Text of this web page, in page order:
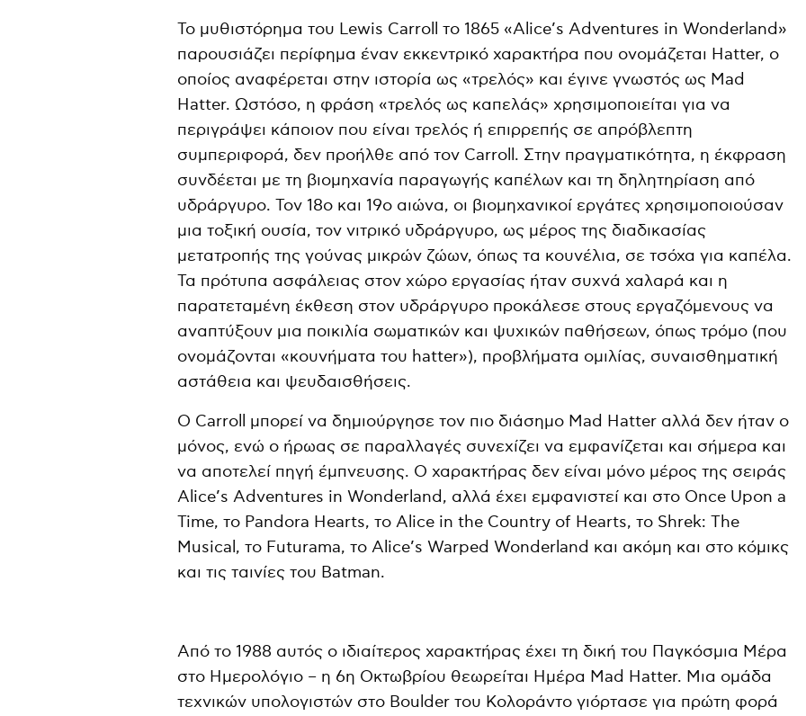
Το μυθιστόρημα του Lewis Carroll το 1865 «Alice’s Adventures in Wonderland»
παρουσιάζει περίφημα έναν εκκεντρικό χαρακτήρα που ονομάζεται Hatter, ο
οποίος αναφέρεται στην ιστορία ως «τρελός» και έγινε γνωστός ως Mad
Hatter. Ωστόσο, η φράση «τρελός ως καπελάς» χρησιμοποιείται για να
περιγράψει κάποιον που είναι τρελός ή επιρρεπής σε απρόβλεπτη
συμπεριφορά, δεν προήλθε από τον Carroll. Στην πραγματικότητα, η έκφραση
συνδέεται με τη βιομηχανία παραγωγής καπέλων και τη δηλητηρίαση από
υδράργυρο. Τον 18ο και 19ο αιώνα, οι βιομηχανικοί εργάτες χρησιμοποιούσαν
μια τοξική ουσία, τον νιτρικό υδράργυρο, ως μέρος της διαδικασίας
μετατροπής της γούνας μικρών ζώων, όπως τα κουνέλια, σε τσόχα για καπέλα.
Τα πρότυπα ασφάλειας στον χώρο εργασίας ήταν συχνά χαλαρά και η
παρατεταμένη έκθεση στον υδράργυρο προκάλεσε στους εργαζόμενους να
αναπτύξουν μια ποικιλία σωματικών και ψυχικών παθήσεων, όπως τρόμο (που
ονομάζονται «κουνήματα του hatter»), προβλήματα ομιλίας, συναισθηματική
αστάθεια και ψευδαισθήσεις.
Ο Carroll μπορεί να δημιούργησε τον πιο διάσημο Mad Hatter αλλά δεν ήταν ο
μόνος, ενώ ο ήρωας σε παραλλαγές συνεχίζει να εμφανίζεται και σήμερα και
να αποτελεί πηγή έμπνευσης. Ο χαρακτήρας δεν είναι μόνο μέρος της σειράς
Alice’s Adventures in Wonderland, αλλά έχει εμφανιστεί και στο Once Upon a
Time, το Pandora Hearts, το Alice in the Country of Hearts, το Shrek: The
Musical, το Futurama, το Alice’s Warped Wonderland και ακόμη και στο κόμικς
και τις ταινίες του Batman.
Από το 1988 αυτός ο ιδιαίτερος χαρακτήρας έχει τη δική του Παγκόσμια Μέρα
στο Ημερολόγιο – η 6η Οκτωβρίου θεωρείται Ημέρα Mad Hatter. Μια ομάδα
τεχνικών υπολογιστών στο Boulder του Κολοράντο γιόρτασε για πρώτη φορά